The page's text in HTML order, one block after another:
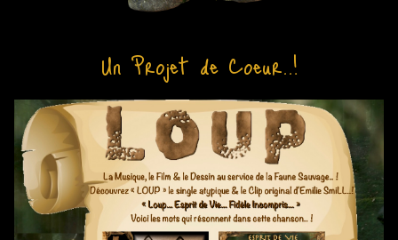
Un Projet de Coeur..!